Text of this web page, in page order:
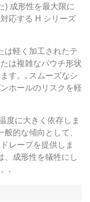
) 成形性を最大限に
応する H シリーズ
は軽く加工されたテ
は複雑なパウチ形状
す。, スムーズなシ
ホールのリスクを軽
度に大きく依存しま
的な傾向として、
レープを提供しま
、成形性を犠牲にし
.